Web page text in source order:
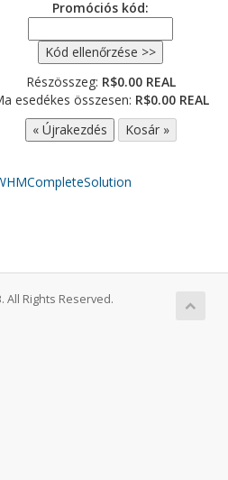
Promóciós kód:
Részösszeg: R$0.00 REAL
esedékes összesen: R$0.00 REAL
All Rights Reserved.